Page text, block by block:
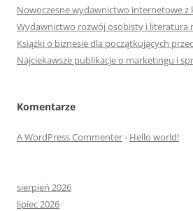
Nowoczesne wydawnictwo internetowe z
Wydawnictwo rozwój osobisty i literatura
Książki o biznesie dla początkujących
Najciekawsze publikacje o marketingu i
Komentarze
A WordPress Commenter- Hello world!
sierpień 2026
lipiec 2026